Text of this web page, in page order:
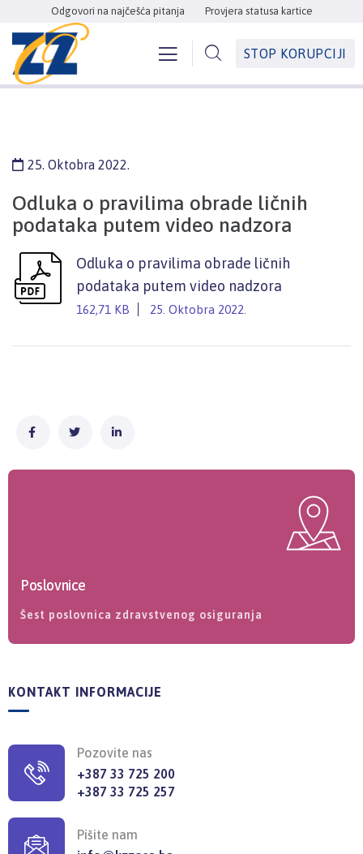
Odgovori na najčešća pitanja Provjera statusa kartice
STOP KORUPCIJI
25. Oktobra 2022.
Odluka o pravilima obrade ličnih
podataka putem video nadzora
Odluka o pravilima obrade ličnih
podataka putem video nadzora
162,71 KB 25. Oktobra 2022.
Poslovnice
Šest poslovnica zdravstvenog osiguranja
KONTAKT INFORMACIJE
Pozovite nas
+387 33 725 200
+387 33 725 257
Pišite nam